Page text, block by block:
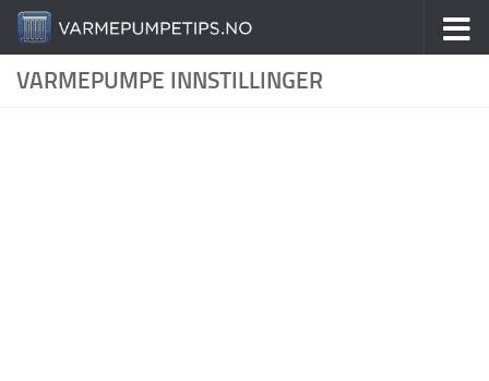
Skip to content
VARMEPUMPE INNSTILLINGER